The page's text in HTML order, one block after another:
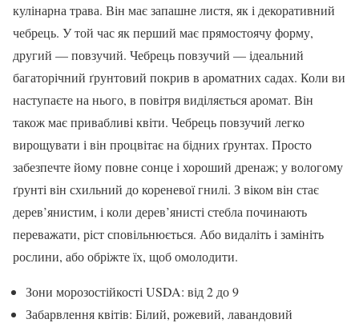
кулінарна трава. Він має запашне листя, як і декоративний
чебрець. У той час як перший має прямостоячу форму,
другий — повзучий. Чебрець повзучий — ідеальний
багаторічний ґрунтовий покрив в ароматних садах. Коли ви
наступаєте на нього, в повітря виділяється аромат. Він
також має привабливі квіти. Чебрець повзучий легко
вирощувати і він процвітає на бідних ґрунтах. Просто
забезпечте йому повне сонце і хороший дренаж; у вологому
ґрунті він схильний до кореневої гнилі. З віком він стає
дерев’янистим, і коли дерев’янисті стебла починають
переважати, ріст сповільнюється. Або видаліть і замініть
рослини, або обріжте їх, щоб омолодити.
Зони морозостійкості USDA: від 2 до 9
Забарвлення квітів: Білий, рожевий, лавандовий